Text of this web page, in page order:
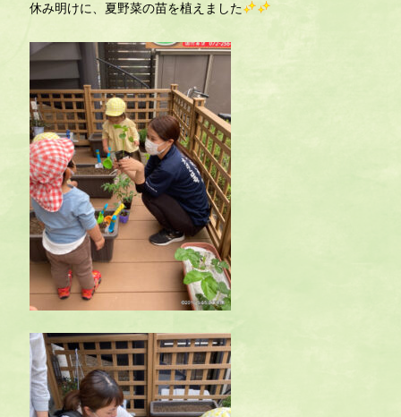
休み明けに、夏野菜の苗を植えました